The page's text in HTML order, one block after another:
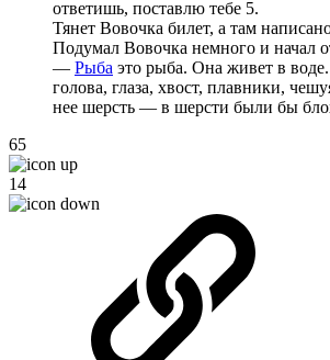
ответишь, поставлю тебе 5.
Тянет Вовочка билет, а там
Подумал Вовочка немного и начал
— Рыба это рыба. Она живет в
голова, глаза, хвост, плавники,
нее шерсть — в шерсти были бы
65
14